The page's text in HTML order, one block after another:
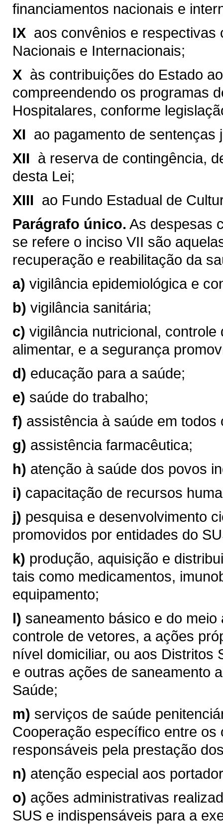
financiamentos nacionais e
IX  aos convênios e respectivas
Nacionais e Internacionais;
X  às contribuições do Estado
compreendendo os programas
Hospitalares, conforme
XI  ao pagamento de sentenças
XII  à reserva de contingência,
desta Lei;
XIII  ao Fundo Estadual de
Parágrafo único. As despesas
se refere o inciso VII são
recuperação e reabilitação da
a) vigilância epidemiológica e
b) vigilância sanitária;
c) vigilância nutricional,
alimentar, e a segurança
d) educação para a saúde;
e) saúde do trabalho;
f) assistência à saúde em
g) assistência farmacêutica;
h) atenção à saúde dos povos
i) capacitação de recursos
j) pesquisa e desenvolvimento
promovidos por entidades do
k) produção, aquisição e
tais como medicamentos,
equipamento;
l) saneamento básico e do
controle de vetores, a ações
nível domiciliar, ou aos Distritos
e outras ações de saneamento
Saúde;
m) serviços de saúde
Cooperação específico entre
responsáveis pela prestação
n) atenção especial aos
o) ações administrativas
SUS e indispensáveis para a